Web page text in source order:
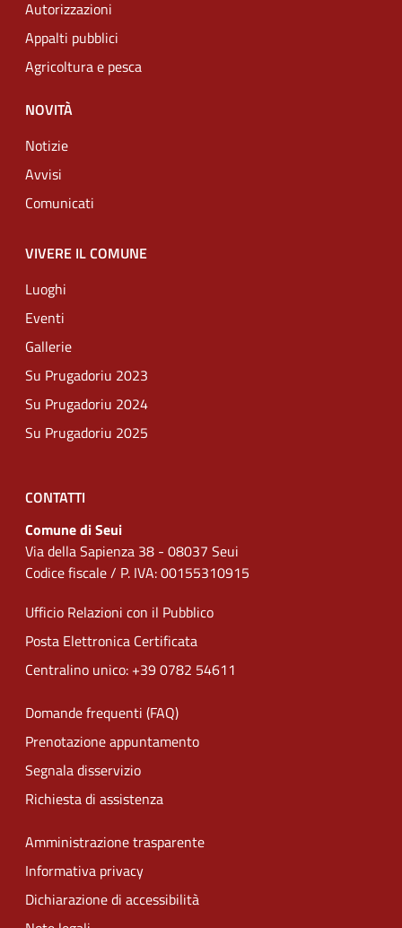
Autorizzazioni
Appalti pubblici
Agricoltura e pesca
NOVITÀ
Notizie
Avvisi
Comunicati
VIVERE IL COMUNE
Luoghi
Eventi
Gallerie
Su Prugadoriu 2023
Su Prugadoriu 2024
Su Prugadoriu 2025
CONTATTI
Comune di Seui
Via della Sapienza 38 - 08037 Seui
Codice fiscale / P. IVA: 00155310915
Ufficio Relazioni con il Pubblico
Posta Elettronica Certificata
Centralino unico: +39 0782 54611
Domande frequenti (FAQ)
Prenotazione appuntamento
Segnala disservizio
Richiesta di assistenza
Amministrazione trasparente
Informativa privacy
Dichiarazione di accessibilità